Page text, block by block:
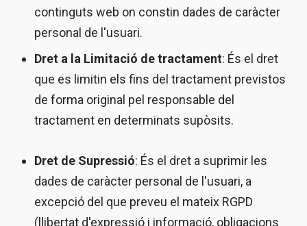
continguts web on constin dades de caràcter
personal de l'usuari.
Dret a la Limitació de tractament: És el dret
que es limitin els fins del tractament previstos
de forma original pel responsable del
tractament en determinats supòsits.
Dret de Supressió: És el dret a suprimir les
dades de caràcter personal de l'usuari, a
excepció del que preveu el mateix RGPD
(llibertat d'expressió i informació, obligacions